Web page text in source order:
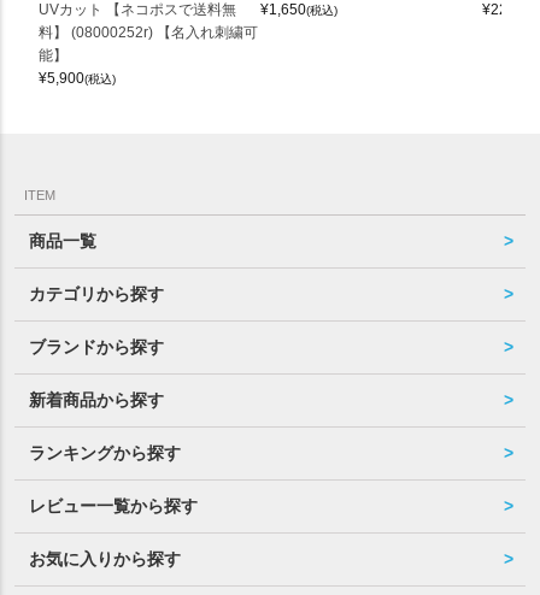
UVカット 【ネコポスで送料無
料】 (08000252r) 【名入れ刺繍可
能】
¥5,900(税込)
¥1,650(税込)
¥22,000
ITEM
商品一覧
カテゴリから探す
ブランドから探す
新着商品から探す
ランキングから探す
レビュー一覧から探す
お気に入りから探す